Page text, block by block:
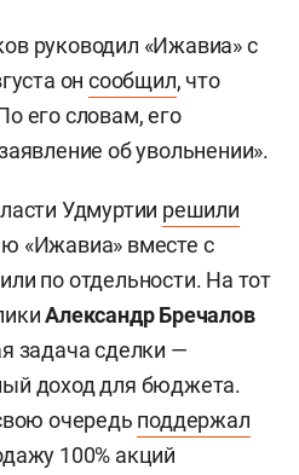
руководил «Ижавиа» с
онсообщил, что
его словам, его
об увольнении».
Удмуртии решили
«Ижавиа» вместе с
по отдельности. На тот
Александр Бречалов
задача сделки —
доход для бюджета.
очередь поддержал
100% акций